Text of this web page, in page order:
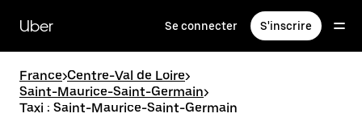
contenu
principal
Uber Se connecter S'inscrire
France>Centre-Val de Loire>
Saint-Maurice-Saint-Germain>
Taxi : Saint-Maurice-Saint-Germain